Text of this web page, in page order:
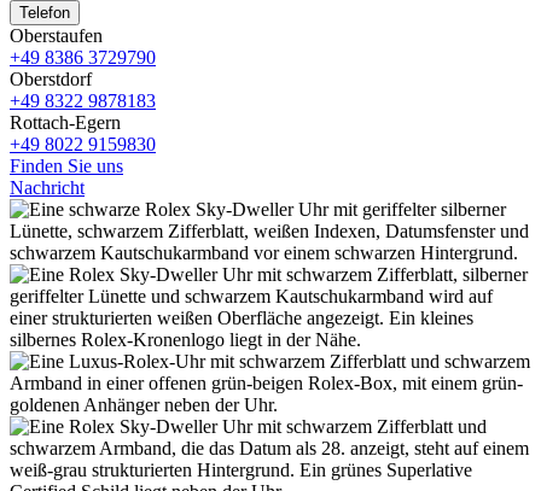
Telefon
Oberstaufen
+49 8386 3729790
Oberstdorf
+49 8322 9878183
Rottach-Egern
+49 8022 9159830
Finden Sie uns
Nachricht